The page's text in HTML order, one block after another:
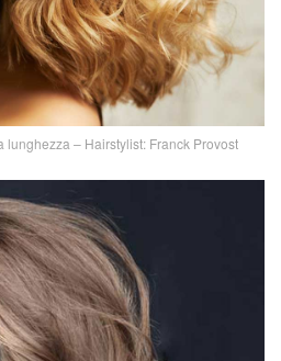
– Hairstylist: Franck Provost